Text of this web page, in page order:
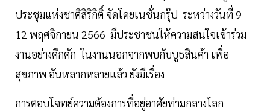
ประชุมแห่งชาติสิริกิติ์ จัดโดยเนชั่นกรุ๊ป ระหว่างวันที่ 9-
12 พฤศจิกายน 2566 มีประชาชนให้ความสนใจเข้าร่วม
งานอย่างคึกคัก ในงานนอกจากพบกับบูธสินค้า เพื่อ
สุขภาพ อันหลากหลายแล้ว ยังมีเรื่อง
การตอบโจทย์ความต้องการที่อยู่อาศัยท่ามกลางโลก